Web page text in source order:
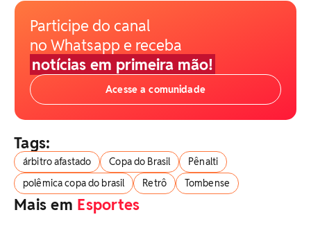
Participe do canal
no Whatsapp e receba
notícias em primeira mão!
Acesse a comunidade
Tags:
árbitro afastado Copa do Brasil
Pênalti
polêmica copa do brasil
Retrô Tombense
Mais em Esportes